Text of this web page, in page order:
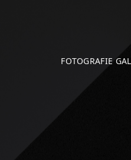
FOTOGRAFIE